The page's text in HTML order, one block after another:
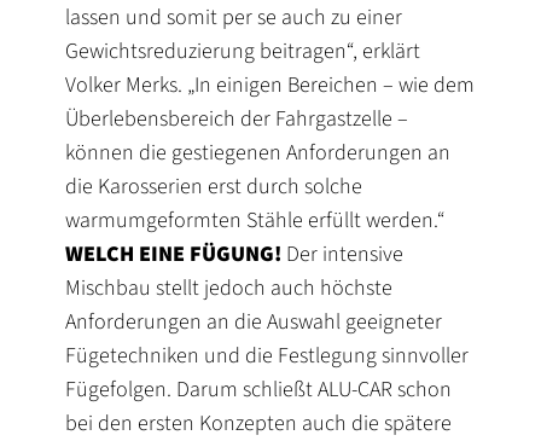
lassen und somit per se auch zu einer
Gewichtsreduzierung beitragen“, erklärt
Volker Merks. „In einigen Bereichen – wie dem
Überlebensbereich der Fahrgastzelle –
können die gestiegenen Anforderungen an
die Karosserien erst durch solche
warmumgeformten Stähle erfüllt werden.“
WELCH EINE FÜGUNG! Der intensive
Mischbau stellt jedoch auch höchste
Anforderungen an die Auswahl geeigneter
Fügetechniken und die Festlegung sinnvoller
Fügefolgen. Darum schließt ALU-CAR schon
bei den ersten Konzepten auch die spätere